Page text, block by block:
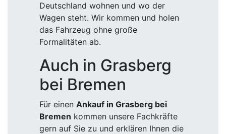
Deutschland wohnen und wo der
Wagen steht. Wir kommen und holen
das Fahrzeug ohne große
Formalitäten ab.
Auch in Grasberg
bei Bremen
Für einen Ankauf in Grasberg bei
Bremen kommen unsere Fachkräfte
gern auf Sie zu und erklären Ihnen die